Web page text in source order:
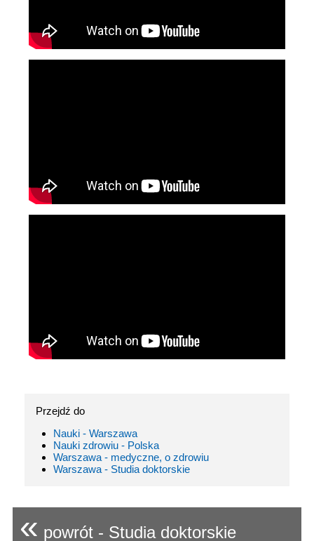
Przejdź do
Nauki - Warszawa
Nauki zdrowiu - Polska
Warszawa - medyczne, o zdrowiu
Warszawa - Studia doktorskie
« powrót - Studia doktorskie